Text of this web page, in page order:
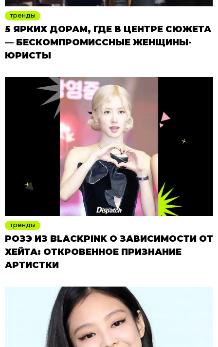
тренды
5 ЯРКИХ ДОРАМ, ГДЕ В ЦЕНТРЕ СЮЖЕТА
— БЕСКОМПРОМИССНЫЕ ЖЕНЩИНЫ-
ЮРИСТЫ
тренды
РОЗЭ ИЗ BLACKPINK О ЗАВИСИМОСТИ ОТ
ХЕЙТА: ОТКРОВЕННОЕ ПРИЗНАНИЕ
АРТИСТКИ